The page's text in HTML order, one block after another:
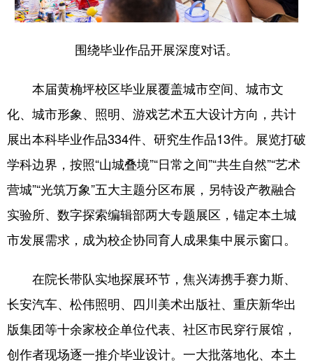
围绕毕业作品开展深度对话。
本届黄桷坪校区毕业展覆盖城市空间、城市文
化、城市形象、照明、游戏艺术五大设计方向，共计
展出本科毕业作品334件、研究生作品13件。展览打破
学科边界，按照“山城叠境”“日常之间”“共生自然”“艺术
营城”“光筑万象”五大主题分区布展，另特设产教融合
实验所、数字探索编辑部两大专题展区，锚定本土城
市发展需求，成为校企协同育人成果集中展示窗口。
在院长带队实地探展环节，焦兴涛携手赛力斯、
长安汽车、松伟照明、四川美术出版社、重庆新华出
版集团等十余家校企单位代表、社区市民穿行展馆，
创作者现场逐一推介毕业设计。一大批落地化、本土